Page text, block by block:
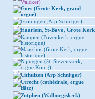
Walcker)
Goes (Grote Kerk, grand
orgue)
Groningen (Arp Schnitger)
Haarlem, St-Bavo, Grote Kerk
Kampen (Bovenkerk, orgue
historique)
Maassluis (Grote Kerk, orgue
historique)
Nijmegen (St. Stevenskerk,
orgue König)
Uithuizen (Arp Schnitger)
Utrecht (cathédrale, orgue
Bätz)
Zutphen (Walburgiskerk)